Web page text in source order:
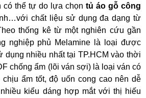
có thể tự do lựa chọn tủ áo gỗ công
chất liệu sử dụng đa dạng từ
thống kê từ một nghiên cứu gần
nghiệp phủ Melamine là loại được
dụng nhiều nhất tại TP.HCM vào thời
chống ẩm (lõi ván sợi) là loại ván có
ẩm tốt, độ uốn cong cao nên dễ
kiểu dáng hợp mắt với thị hiếu